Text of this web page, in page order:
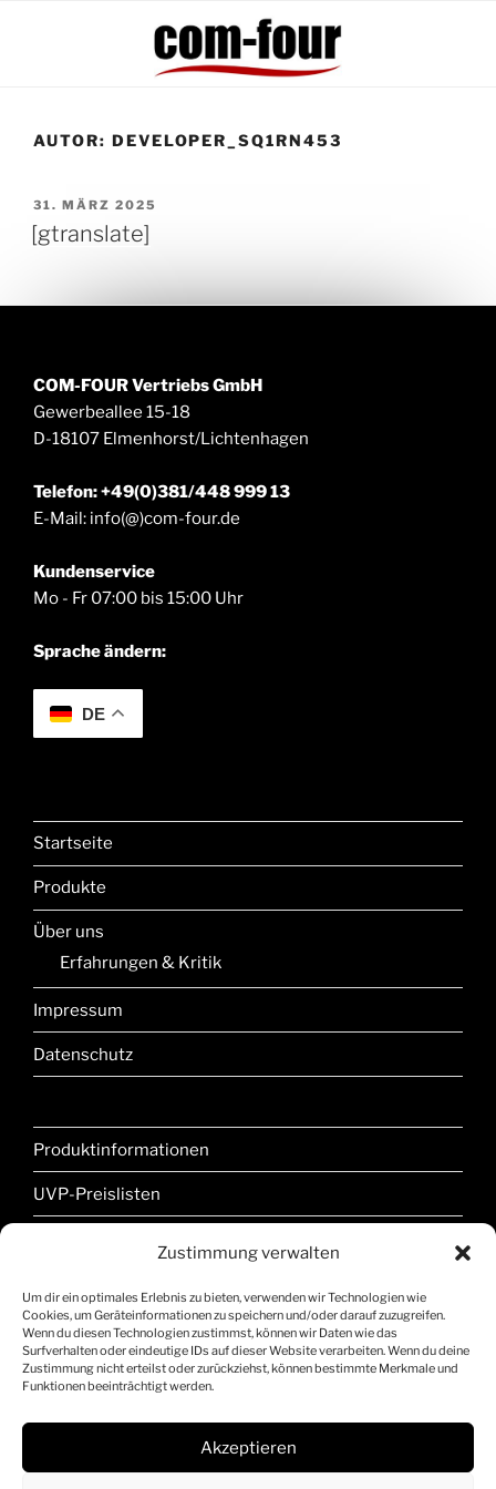
Zustimmung verwalten
Um dir ein optimales Erlebnis zu bieten, verwenden wir Technologien wie
Cookies, um Geräteinformationen zu speichern und/oder darauf zuzugreifen.
Wenn du diesen Technologien zustimmst, können wir Daten wie das
Surfverhalten oder eindeutige IDs auf dieser Website verarbeiten. Wenn du deine
Zustimmung nicht erteilst oder zurückziehst, können bestimmte Merkmale und
Funktionen beeinträchtigt werden.
Akzeptieren
AUTOR: DEVELOPER_SQ1RN453
VERÖFFENTLICHT
AM
31. MÄRZ 2025
[gtranslate]
COM-FOUR Vertriebs GmbH
Gewerbeallee 15-18
D-18107 Elmenhorst/Lichtenhagen
Telefon: +49(0)381/448 999 13
E-Mail: info(@)com-four.de
Kundenservice
Mo - Fr 07:00 bis 15:00 Uhr
Sprache ändern:
DE
Startseite
Produkte
Über uns
Erfahrungen & Kritik
Impressum
Datenschutz
Produktinformationen
UVP-Preislisten
AGB